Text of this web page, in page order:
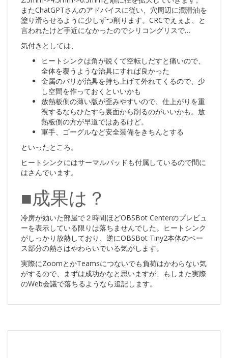
またChatGPTさんのアドバイスに従い、穴周辺に潤滑油を
塗り滑らせるように少しずつ削ります。CRCでえぇよ、と
言われたけど手近になかったのでシリコングリスで…
気付きとしては、
ヒートシンクは角が鋭くて空転しだすと痛いので、
全体を覆うような治具にすれば良かった
金属のバリが治具を持ち上げて外れてくるので、少
し空間を作っておくといいかも
放熱板側の薄い版が歪みやすいので、仕上がりを重
視するならひたすら裏面から削るのがいいかも。放
熱板側の方が早道ではあるけど。
軍手、ゴーグルなど安全装備をきちんとする
といったところ。
ヒートシンクにはサーマルパッドも付属しているので間に
はさんでいます。
■成果は？
冷房が効いた部屋で２時間ほどOBSBot Centerのプレビュ
ーを表示している限りは落ちませんでした。ヒートシンク
がしっかり放熱しており、逆にOBSBot Tiny2本体のベー
ス部分の熱さはやわらいでいる気がします。
実際にZoomとかTeamsにつないでも負荷はかわらない気
がするので、まずは成功かなと思いますが、もしまた実際
のWeb会議で落ちるようなら追記します。